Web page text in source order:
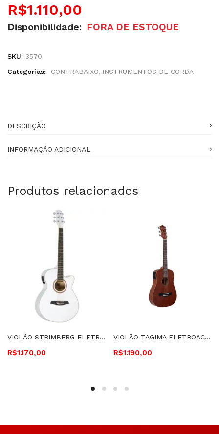
R$1.110,00
Disponibilidade: FORA DE ESTOQUE
SKU: 3570
Categorias:
CONTRABAIXO INSTRUMENTOS DE CORDA
DESCRIÇÃO
INFORMAÇÃO ADICIONAL
Produtos relacionados
VIOLÃO STRIMBERG ELETROACÚSTICO, CUTAWAY, CORDAS DE AÇO BERLIN – BE30C WH 12668
R$1.170,00
VIOLÃO TAGIMA ELETROACÚSTICO, CORDAS DE AÇO BABY EQ – WS-40 NT
R$1.190,00